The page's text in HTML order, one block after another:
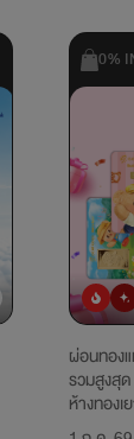
0%
ยอดนิ
ผ่อนทอง
รวมสูงสุ
ห้างทองเ
ศรีนครินท